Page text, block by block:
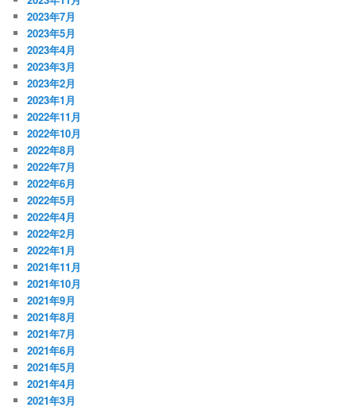
2023年7月
2023年5月
2023年4月
2023年3月
2023年2月
2023年1月
2022年11月
2022年10月
2022年8月
2022年7月
2022年6月
2022年5月
2022年4月
2022年2月
2022年1月
2021年11月
2021年10月
2021年9月
2021年8月
2021年7月
2021年6月
2021年5月
2021年4月
2021年3月